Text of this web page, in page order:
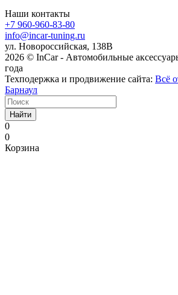
Наши контакты
+7 960-960-83-80
info@incar-tuning.ru
ул. Новороссийская, 138В
2026 © InCar - Автомобильные
года
Техподержка и продвижение сайта: Всё
Барнаул
Найти
0
0
Корзина